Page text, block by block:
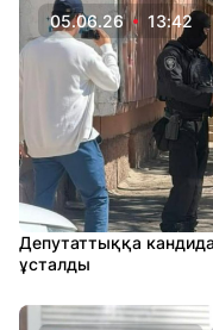
05.06.26 13:42
Депутаттыққа
ұсталды